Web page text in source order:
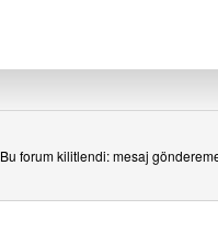
Bu forum kilitlendi: mesaj